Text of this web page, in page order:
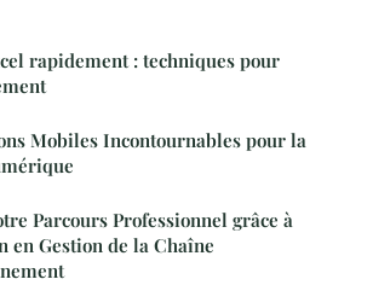
rapidement : techniques pour
Mobiles Incontournables pour la
Parcours Professionnel grâce à
en Gestion de la Chaîne